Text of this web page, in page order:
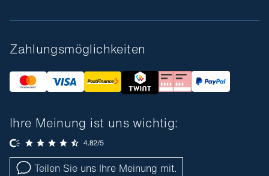
Zahlungsmöglichkeiten
Ihre Meinung ist uns wichtig:
Teilen Sie uns Ihre Meinung mit.